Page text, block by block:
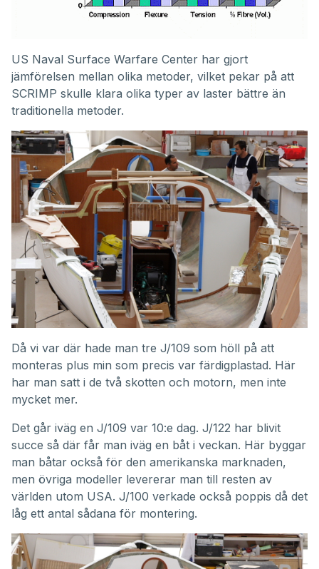
US Naval Surface Warfare Center har gjort
jämförelsen mellan olika metoder, vilket pekar på att
SCRIMP skulle klara olika typer av laster bättre än
traditionella metoder.
Då vi var där hade man tre J/109 som höll på att
monteras plus min som precis var färdigplastad. Här
har man satt i de två skotten och motorn, men inte
mycket mer.
Det går iväg en J/109 var 10:e dag. J/122 har blivit
succe så där får man iväg en båt i veckan. Här byggar
man båtar också för den amerikanska marknaden,
men övriga modeller levererar man till resten av
världen utom USA. J/100 verkade också poppis då det
låg ett antal sådana för montering.